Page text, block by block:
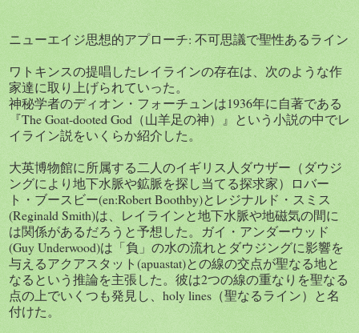
ニューエイジ思想的アプローチ: 不可思議で聖性あるライン
ワトキンスの提唱したレイラインの存在は、次のような作
家達に取り上げられていった。
神秘学者のディオン・フォーチュンは1936年に自著である
『The Goat-dooted God（山羊足の神）』という小説の中でレ
イライン説をいくらか紹介した。
大英博物館に所属する二人のイギリス人ダウザー（ダウジ
ングにより地下水脈や鉱脈を探し当てる探求家）ロバー
ト・ブースビー(en:Robert Boothby)とレジナルド・スミス
(Reginald Smith)は、レイラインと地下水脈や地磁気の間に
は関係があるだろうと予想した。ガイ・アンダーウッド
(Guy Underwood)は「負」の水の流れとダウジングに影響を
与えるアクアスタット(apuastat)との線の交点が聖なる地と
なるという推論を主張した。彼は2つの線の重なりを聖なる
点の上でいくつも発見し、holy lines（聖なるライン）と名
付けた。